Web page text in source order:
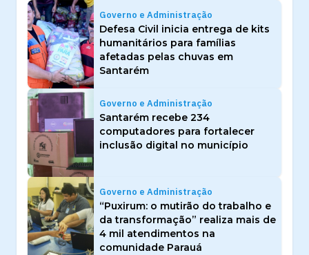
Governo e Administração
Defesa Civil inicia entrega de kits
humanitários para famílias
afetadas pelas chuvas em
Santarém
Governo e Administração
Santarém recebe 234
computadores para fortalecer
inclusão digital no município
Governo e Administração
“Puxirum: o mutirão do trabalho e
da transformação” realiza mais de
4 mil atendimentos na
comunidade Parauá